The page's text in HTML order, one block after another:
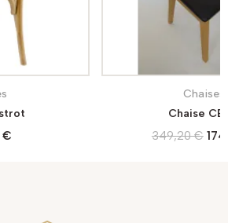
€
Chaises
Chaise
349,20 €